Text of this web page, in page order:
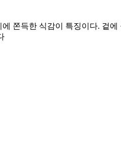
쫀득한 식감이 특징이다. 겉